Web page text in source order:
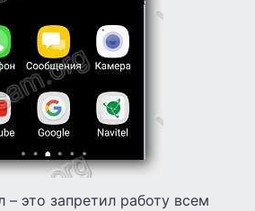
– это запретил работу всем